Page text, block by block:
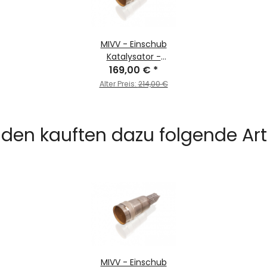
MIVV - Einschub
Katalysator -
ACC.042.A1
169,00 € *
Alter Preis:214,00 €
kauften dazu folgende
MIVV - Einschub